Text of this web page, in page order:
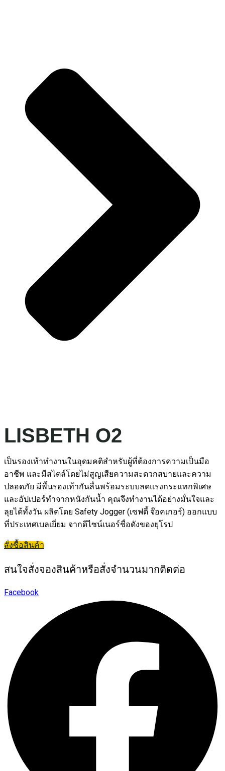
LISBETH O2
เป็นรองเท้าทำงานในอุดมคติสำหรับผู้ที่ต้องการความเป็นมือ
อาชีพ และมีสไตล์โดยไม่สูญเสียความสะดวกสบายและความ
ปลอดภัย มีพื้นรองเท้ากันลื่นพร้อมระบบลดแรงกระแทกพิเศษ
และอัปเปอร์ทำจากหนังกันน้ำ คุณจึงทำงานได้อย่างมั่นใจและ
ลุยได้ทั้งวัน ผลิตโดย Safety Jogger (เซฟตี้ จ๊อคเกอร์) ออกแบบ
ที่ประเทศเบลเยี่ยม จากดีไซน์เนอร์ชื่อดังของยุโรป
สั่งซื้อสินค้า
สนใจสั่งจองสินค้าหรือสั่งจำนวนมากติดต่อ
Facebook